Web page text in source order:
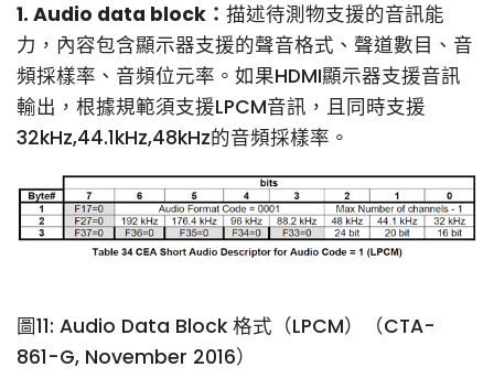
1. Audio data block： 描述待測物支援的音訊能
力，內容包含顯示器支援的聲音格式、聲道數目、音
頻採樣率、音頻位元率。如果HDMI顯示器支援音訊
輸出，根據規範須支援LPCM音訊，且同時支援
32kHz,44.1kHz,48kHz的音頻採樣率。
圖11: Audio Data Block 格式（LPCM）（CTA-
861-G, November 2016）